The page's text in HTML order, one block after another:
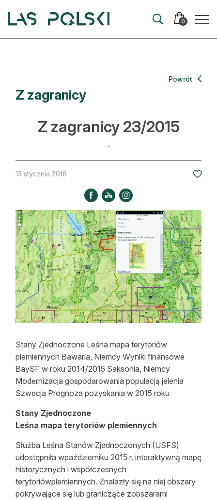
0
Artykuły
Hodowla lasu
Nowe technologie
Kultura i historia
Strefa eksperta
Auto do lasu
Dla drwala
Leśnik na zakupach
Z zagranicy
Lasy prywatne
O nas
Prenumerata
Reklama
Zostań autorem
Archiwum
Z zagranicy
Powrót
Z zagranicy 23/2015
-
13 stycznia 2016
Stany Zjednoczone Leśna mapa terytoriów
plemiennych Bawaria, Niemcy Wyniki finansowe
BaySF w roku 2014/2015 Saksonia, Niemcy
Modernizacja gospodarowania populacją jelenia
Szwecja Prognoza pozyskania w 2015 roku
Stany Zjednoczone
Leśna mapa terytoriów plemiennych
Służba Leśna Stanów Zjednoczonych (USFS)
udostępniła wpaździerniku 2015 r. interaktywną mapę
historycznych i współczesnych
terytoriówplemiennych. Znalazły się na niej obszary
pokrywające się lub graniczące zobszarami